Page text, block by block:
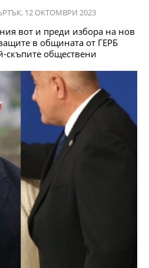
12 ОКТОМВРИ 2023
вот и преди избора на нов
в общината от ГЕРБ
скъпите обществени